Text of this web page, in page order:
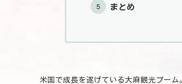
まとめ
米国で成長を遂げている大麻観光ブー